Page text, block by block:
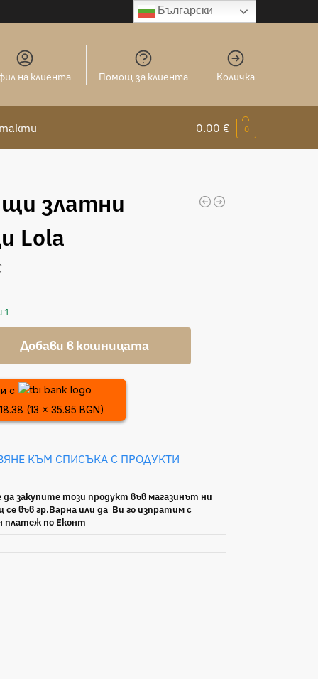
Български
на клиента Помощ за клиента Количка
0.00 € 0
златни
Lola
1
Добави в кошницата
с
(13 x 35.95 BGN)
КЪМ СПИСЪКА С ПРОДУКТИ
закупите този продукт във магазинът ни
се във гр.Варна или да Ви го изпратим с
платеж по Еконт